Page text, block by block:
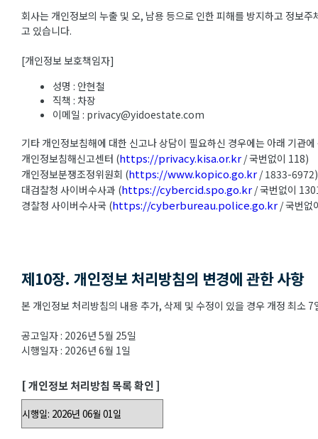
회사는 개인정보의 누출 및 오, 남용 등으로 인한 피해를 방지하고 정보
고 있습니다.
[개인정보 보호책임자]
성명 : 안현철
직책 : 차장
이메일 : privacy@yidoestate.com
기타 개인정보침해에 대한 신고나 상담이 필요하신 경우에는 아래 기관
개인정보침해신고센터 (https://privacy.kisa.or.kr / 국번없이 118)
개인정보분쟁조정위원회 (https://www.kopico.go.kr / 1833-6972)
대검찰청 사이버수사과 (https://cybercid.spo.go.kr / 국번없이
경찰청 사이버수사국 (https://cyberbureau.police.go.kr / 국번없
제10장. 개인정보 처리방침의 변경에 관한 사항
본 개인정보 처리방침의 내용 추가, 삭제 및 수정이 있을 경우 개정 최소
공고일자 : 2026년 5월 25일
시행일자 : 2026년 6월 1일
[ 개인정보 처리방침 목록 확인 ]